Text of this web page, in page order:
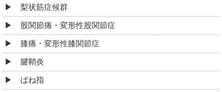
梨状筋症候群
股関節痛・変形性股関節症
膝痛・変形性膝関節症
腱鞘炎
ばね指